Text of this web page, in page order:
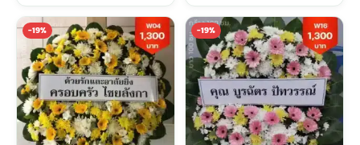
ดอกไม้งานศพ ออนไลน์
พวงดอกไม้งานศพ
tpdecorate ปูพื้น
-19% -19%